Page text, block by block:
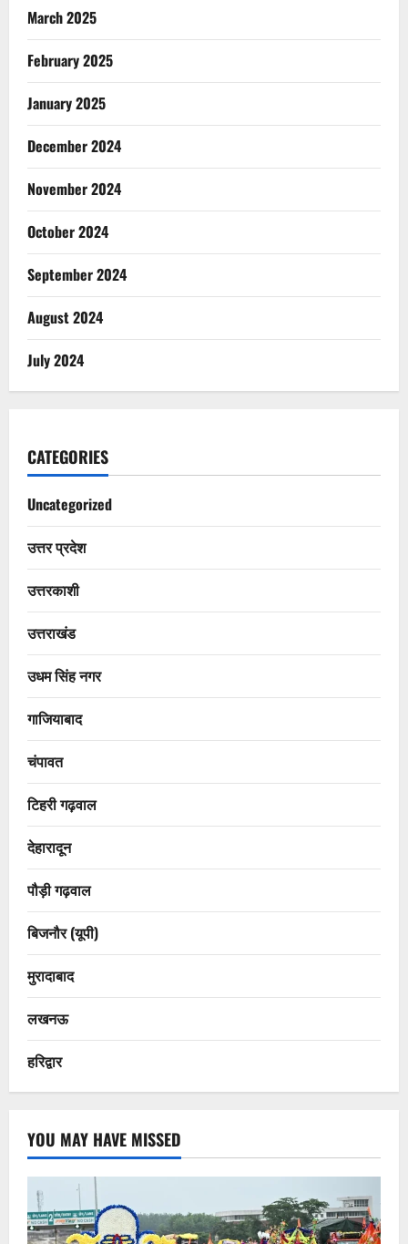
March 2025
February 2025
January 2025
December 2024
November 2024
October 2024
September 2024
August 2024
July 2024
CATEGORIES
Uncategorized
उत्तर प्रदेश
उत्तरकाशी
उत्तराखंड
उधम सिंह नगर
गाजियाबाद
चंपावत
टिहरी गढ़वाल
देहारादून
पौड़ी गढ़वाल
बिजनौर (यूपी)
मुरादाबाद
लखनऊ
हरिद्वार
YOU MAY HAVE MISSED